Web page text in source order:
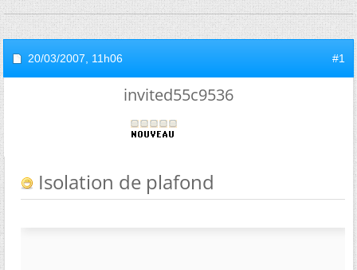
20/03/2007, 11h06 #1
invited55c9536
Isolation de plafond